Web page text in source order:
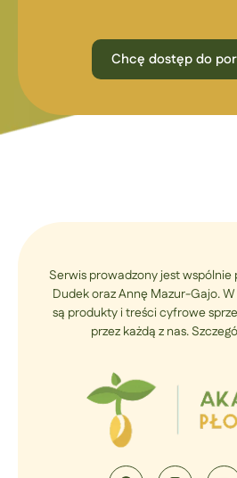
Chcę dostęp do
Serwis prowadzony jest wspólnie
Dudek oraz Annę Mazur-Gajo.
są produkty i treści cyfrowe
przez każdą z nas.